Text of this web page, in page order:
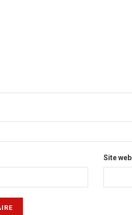
Site web